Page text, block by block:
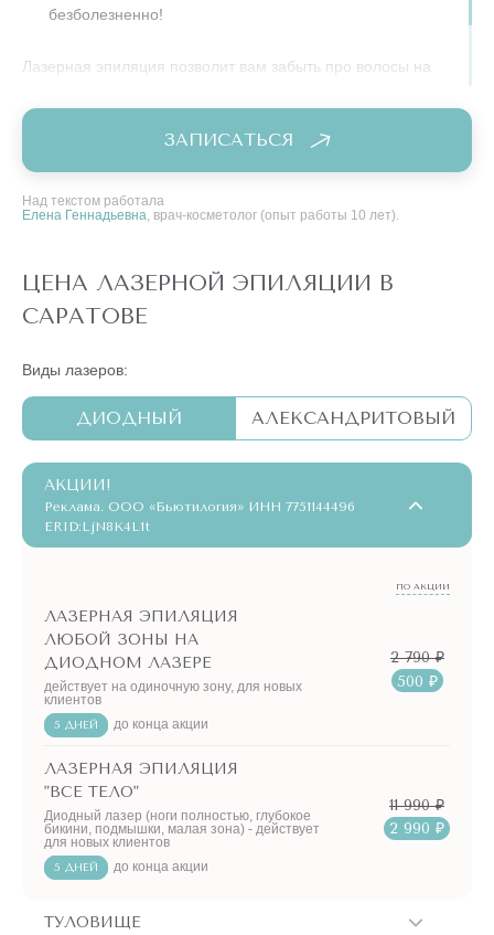
безболезненно!
Лазерная эпиляция позволит вам забыть про волосы на
ЗАПИСАТЬСЯ
Над текстом работала
Елена Геннадьевна, врач-косметолог (опыт работы 10 лет).
ЦЕНА ЛАЗЕРНОЙ ЭПИЛЯЦИИ В
САРАТОВЕ
Виды лазеров:
ДИОДНЫЙ АЛЕКСАНДРИТОВЫЙ
АКЦИИ!
Реклама. ООО «Бьютилогия» ИНН 7751144496
ERID:LjN8K4L1t
ПО АКЦИИ
ЛАЗЕРНАЯ ЭПИЛЯЦИЯ
ЛЮБОЙ ЗОНЫ НА
ДИОДНОМ ЛАЗЕРЕ
действует на одиночную зону, для новых
клиентов
5 ДНЕЙ до конца акции
2 790 ₽
500 ₽
ЛАЗЕРНАЯ ЭПИЛЯЦИЯ
"ВСЕ ТЕЛО"
Диодный лазер (ноги полностью, глубокое
бикини, подмышки, малая зона) - действует
для новых клиентов
5 ДНЕЙ до конца акции
11 990 ₽
2 990 ₽
ТУЛОВИЩЕ